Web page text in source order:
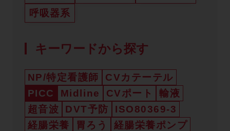
呼吸器系
キーワードから探す
NP/特定看護師
CVカテーテル
PICC
Midline CVポート
輸液
超音波
DVT予防
ISO80369-3
経腸栄養
胃ろう
経腸栄養ポンプ